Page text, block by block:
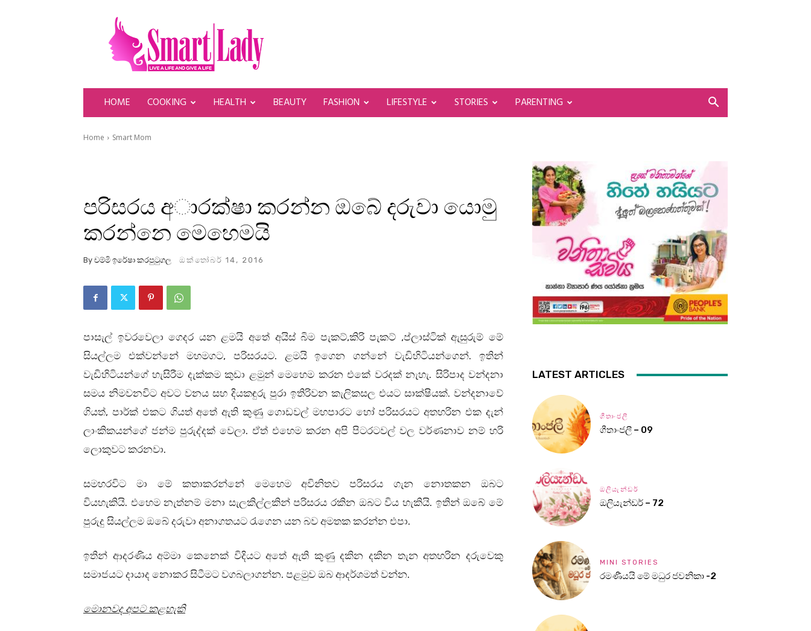
SmartLady
HOME COOKING HEALTH BEAUTY FASHION LIFESTYLE STORIES PARENTING
Home Smart Mom
පරිසරය අාරක්ෂා කරන්න ඔබේ දරුවා යොමු
කරන්නෙ මෙහෙමයි
By චම්මි ඉරේෂා කරපුටුගල ඔක්තෝබර් 14, 2016
පාසැල් ඉවරවෙලා ගෙදර යන ළමයි අතේ අයිස් බිම පැකට්,කිරි පැකට් ,ප්ලාස්ටික් ඇසුරුම් මේ
සියල්ලම එක්වන්නේ මහමගට, පරිසරයට. ළමයි ඉගෙන ගන්නේ වැඩිහිටියන්ගෙන්. ඉතින්
වැඩිහිටියන්ගේ හැසිරීම දැක්කම කුඩා ළමුන් මෙහෙම කරන එකේ වරදක් නැහැ. සිරිපාද වන්දනා
සමය නිමවනවිට අවට වනය සහ දියකඳුරු පුරා ඉතිරිවන කැලිකසල එයට සාක්ෂියක්. වන්දනාවේ
ගියත්, පාර්ක් එකට ගියත් අතේ ඇති කුණු ගොඩවල් මහපාරට හෝ පරිසරයට අතහරින එක දැන්
ලාංකිකයන්ගේ ජන්ම පුරුද්දක් වෙලා. ඒත් එහෙම කරන අපි පිටරටවල් වල වර්ණනාව නම් හරි
ලොකුවට කරනවා.
සමහරවිට මා මේ කතාකරන්නේ මෙහෙම අවිනිතව පරිසරය ගැන නොතකන ඔබට
වියහැකියි. එහෙම නැත්නම් මනා සැලකිල්ලකින් පරිසරය රකින ඔබට විය හැකියි. ඉතින් ඔබේ මේ
පුරුදු සියල්ලම ඔබේ දරුවා අනාගතයට රැගෙන යන බව අමතක කරන්න එපා.
ඉතින් ආදරණිය අම්මා කෙනෙක් විදියට අතේ ඇති කුණු දකින දකින තැන අතහරින දරුවෙකු
සමාජයට දායාද නොකර සිටීමට වගබලාගන්න. පළමුව ඔබ ආදර්ශමත් වන්න.
මොනවද අපට කළහැකි
LATEST ARTICLES
ගීතාංජලී
ගීතාංජලී – 09
ඔලියැන්ඩර්
ඔලියැන්ඩර් – 72
MINI STORIES
රමණීයයි මේ මධුර ජවනිකා -2